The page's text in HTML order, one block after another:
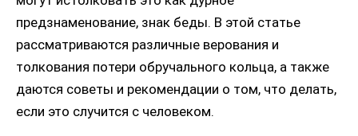
предзнаменование, знак беды. В этой статье
рассматриваются различные верования и
толкования потери обручального кольца, а также
даются советы и рекомендации о том, что делать,
если это случится с человеком.